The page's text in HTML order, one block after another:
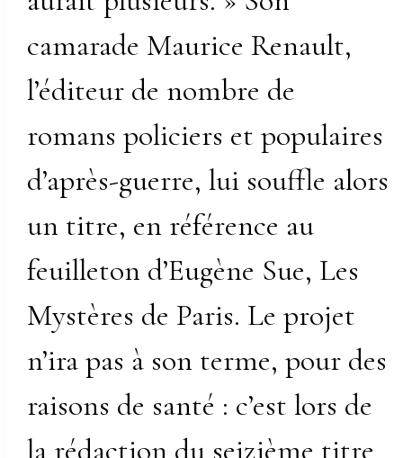
camarade Maurice Renault,
l’éditeur de nombre de
romans policiers et populaires
d’après-guerre, lui souffle alors
un titre, en référence au
feuilleton d’Eugène Sue, Les
Mystères de Paris. Le projet
n’ira pas à son terme, pour des
raisons de santé : c’est lors de
la rédaction du seizième titre